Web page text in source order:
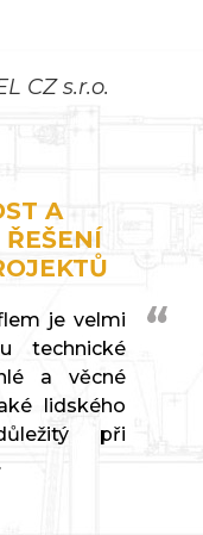
CZ s.r.o.
A
je velmi
technické
a věcné
lidského
při